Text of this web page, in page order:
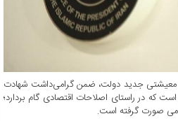
جدید دولت، ضمن گرامی‌داشت شهادت
که در راستای اصلاحات اقتصادی گام بردارد؛
صورت گرفته است.